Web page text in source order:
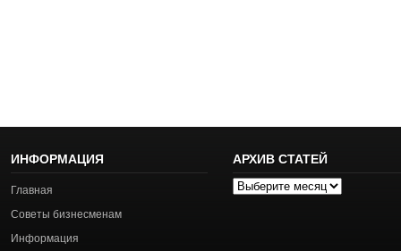
ИНФОРМАЦИЯ
Главная
Советы бизнесменам
Информация
АРХИВ СТАТЕЙ
Архив